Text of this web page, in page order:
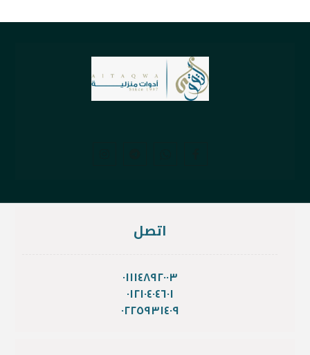
اتصل
٠١١١٤٨٩٢٠٠٣
٠١٢١٠٤٠٤٦٠١
٠٢٢٥٩٣١٤٠٩